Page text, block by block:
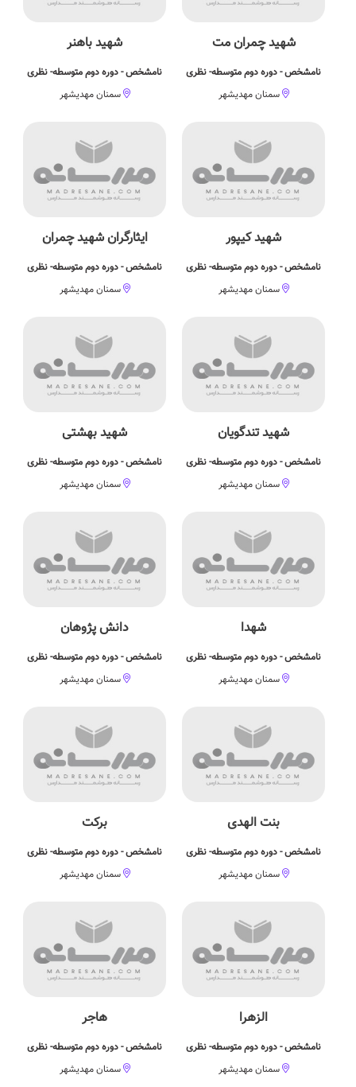
شهید چمران مت
نامشخص - دوره دوم متوسطه- نظری
سمنان مهدیشهر
شهید باهنر
نامشخص - دوره دوم متوسطه- نظری
سمنان مهدیشهر
شهید کیپور
نامشخص - دوره دوم متوسطه- نظری
سمنان مهدیشهر
ایثارگران شهید چمران
نامشخص - دوره دوم متوسطه- نظری
سمنان مهدیشهر
شهید تندگویان
نامشخص - دوره دوم متوسطه- نظری
سمنان مهدیشهر
شهید بهشتی
نامشخص - دوره دوم متوسطه- نظری
سمنان مهدیشهر
شهدا
نامشخص - دوره دوم متوسطه- نظری
سمنان مهدیشهر
دانش پژوهان
نامشخص - دوره دوم متوسطه- نظری
سمنان مهدیشهر
بنت الهدی
نامشخص - دوره دوم متوسطه- نظری
سمنان مهدیشهر
برکت
نامشخص - دوره دوم متوسطه- نظری
سمنان مهدیشهر
الزهرا
نامشخص - دوره دوم متوسطه- نظری
سمنان مهدیشهر
هاجر
نامشخص - دوره دوم متوسطه- نظری
سمنان مهدیشهر